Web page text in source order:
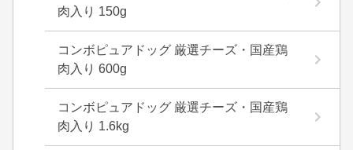
肉入り 150g
コンボピュアドッグ 厳選チーズ・国産鶏
肉入り 600g
コンボピュアドッグ 厳選チーズ・国産鶏
肉入り 1.6kg